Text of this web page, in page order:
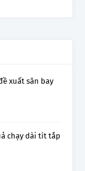
xuất sân bay
chạy dài tít tắp